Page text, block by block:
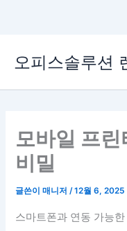
로
오피스솔루션
모바일 프린
비밀
글쓴이매니저 /12월 6, 2025
스마트폰과 연동 가능